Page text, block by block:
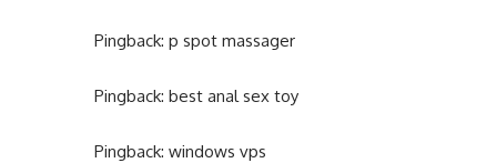
Pingback: p spot massager
Pingback: best anal sex toy
Pingback: windows vps